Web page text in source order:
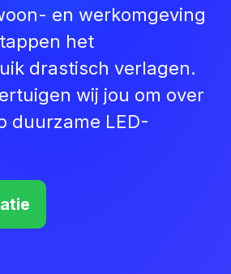
en werkomgeving
het
drastisch verlagen.
wij jou om over
duurzame LED-